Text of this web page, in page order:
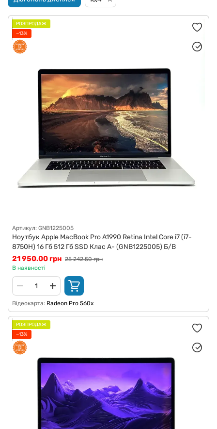
РОЗПРОДАЖ
−13%
Артикул: GNB1225005
Ноутбук Apple MacBook Pro A1990 Retina Intel Core i7 (i7-
8750H) 16 Гб 512 Гб SSD Клас A- (GNB1225005) Б/В
21 950.00 грн 25 242.50 грн
В наявності
Відеокарта Radeon Pro 560x
РОЗПРОДАЖ
−13%